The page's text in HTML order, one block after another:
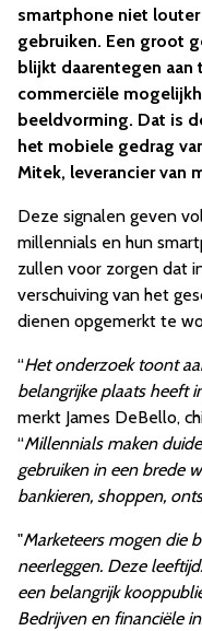
smartphone niet
gebruiken. Een groot
blijkt daarentegen aan
commerciële
beeldvorming. Dat is
het mobiele gedrag
Mitek, leverancier van
Deze signalen geven
millennials en hun
zullen voor zorgen dat
verschuiving van het
dienen opgemerkt te
“Het onderzoek toont
belangrijke plaats heeft
merkt James DeBello,
“Millennials maken
gebruiken in een brede
bankieren, shoppen,
"Marketeers mogen die
neerleggen. Deze
een belangrijk
Bedrijven en financiële